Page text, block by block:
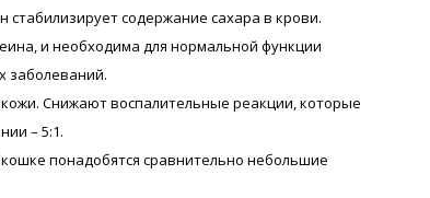
стабилизирует содержание сахара в крови.
и необходима для нормальной функции
заболеваний.
Снижают воспалительные реакции, которые
– 5:1.
понадобятся cравнительно небольшие